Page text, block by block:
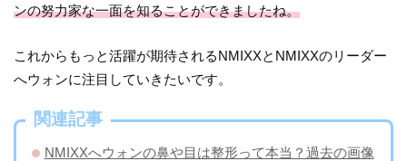
ンの努力家な一面を知ることができましたね。
これからもっと活躍が期待されるNMIXXとNMIXXのリーダー
へウォンに注目していきたいです。
関連記事
NMIXXへウォンの鼻や目は整形って本当？過去の画像